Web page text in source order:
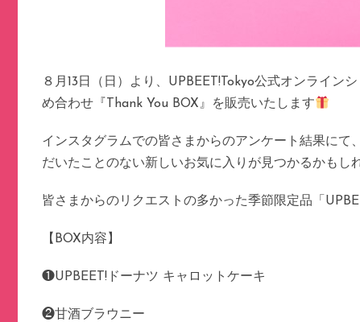
８月13日（日）より、UPBEET!Tokyo公式オンライン
め合わせ『Thank You BOX』を販売いたします
インスタグラムでの皆さまからのアンケート結果にて
だいたことのない新しいお気に入りが見つかるかもし
皆さまからのリクエストの多かった季節限定品「
【BOX内容】
❶UPBEET!ドーナツ キャロットケーキ
❷甘酒ブラウニー